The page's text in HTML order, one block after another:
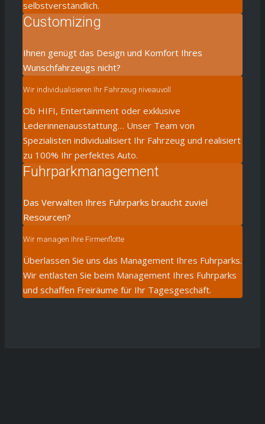
selbstverständlich.
Customizing
Ihnen genügt das Design und Komfort Ihres
Wunschfahrzeugs nicht?
Wir individualisieren Ihr Fahrzeug niveauvoll
Ob HIFI, Entertainment oder exklusive
Lederinnenausstattung… Unser Team von
Spezialisten individualisiert Ihr Fahrzeug und realisiert
zu 100% Ihr perfektes Auto.
Fuhrparkmanagement
Das Verwalten Ihres Fuhrparks braucht zuviel
Resourcen?
Wir managen Ihre Firmenflotte
Überlassen Sie uns das Management Ihres Fuhrparks.
Wir entlasten Sie beim Management Ihres Fuhrparks
und schaffen Freiräume für Ihr Tagesgeschäft.